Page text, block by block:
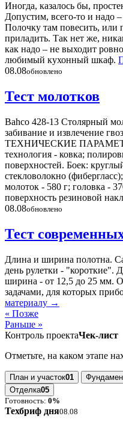
Иногда, казалось бы,
Допустим, всего-то и надо
Полочку там повесить, или
приладить. Так нет же,
как надо – не выходит
любимый кухонный шкаф.
08.08обновлено
Тест молотков
Bahco 428-13 Столярный
забивание и извлечение
ТЕХНИЧЕСКИЕ
технология - ковка;
поверхностей. Боек:
стекловолокно
молоток - 580 г; головка
поверхность резиновой
08.08обновлено
Тест
Длина и ширина полотна.
день рулетки - "короткие".
ширина - от 12,5 до 25 мм.
задачами, для которых
материалу →
« Позже
Раньше »
Контроль проектаЧек-лист
Отметьте, на каком этапе
План и участок01
Отделка05
Готовность: 0%
Техбриф дня08.08